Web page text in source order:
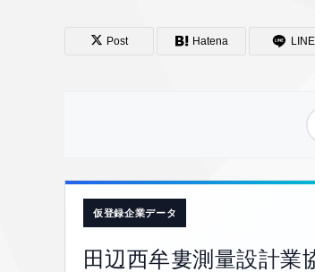
Post Hatena LINE
仮登録企業データ
田辺西牟婁測量設計業